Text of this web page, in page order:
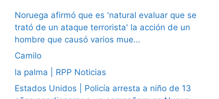
Noruega afirmó que es 'natural evaluar que se
trató de un ataque terrorista' la acción de un
hombre que causó varios mue…
Camilo
la palma | RPP Noticias
Estados Unidos | Policía arresta a niño de 13